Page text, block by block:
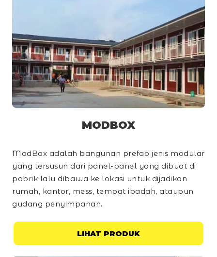
MODBOX
ModBox adalah bangunan prefab jenis modular
yang tersusun dari panel-panel yang dibuat di
pabrik lalu dibawa ke lokasi untuk dijadikan
rumah, kantor, mess, tempat ibadah, ataupun
gudang penyimpanan.
LIHAT PRODUK